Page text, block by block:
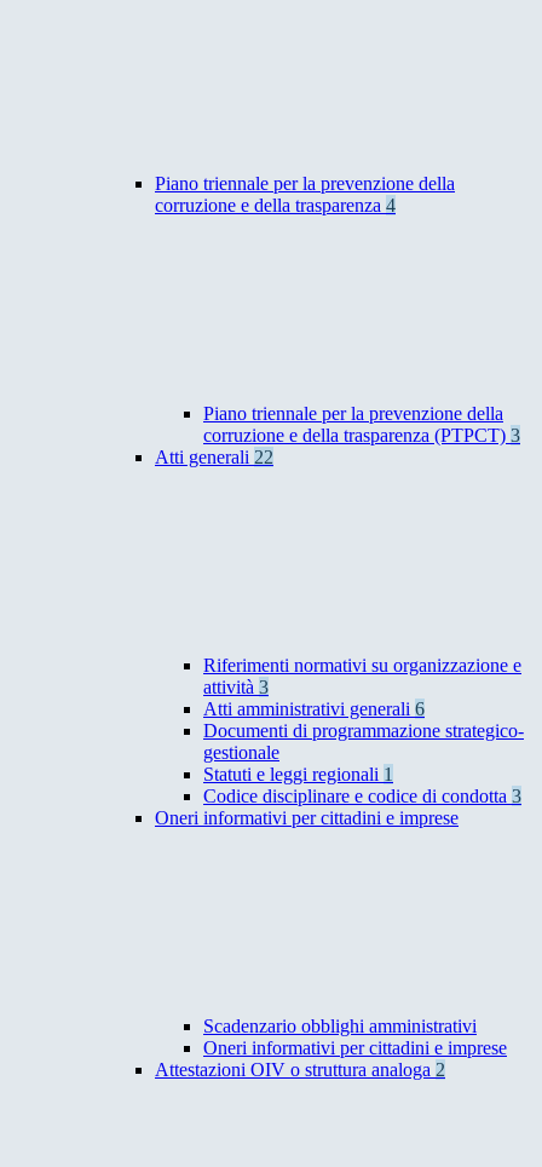
Piano triennale per la prevenzione della
corruzione e della trasparenza 4
Piano triennale per la prevenzione della
corruzione e della trasparenza (PTPCT) 3
Atti generali 22
Riferimenti normativi su organizzazione e
attività 3
Atti amministrativi generali 6
Documenti di programmazione strategico-
gestionale
Statuti e leggi regionali 1
Codice disciplinare e codice di condotta 3
Oneri informativi per cittadini e imprese
Scadenzario obblighi amministrativi
Oneri informativi per cittadini e imprese
Attestazioni OIV o struttura analoga 2